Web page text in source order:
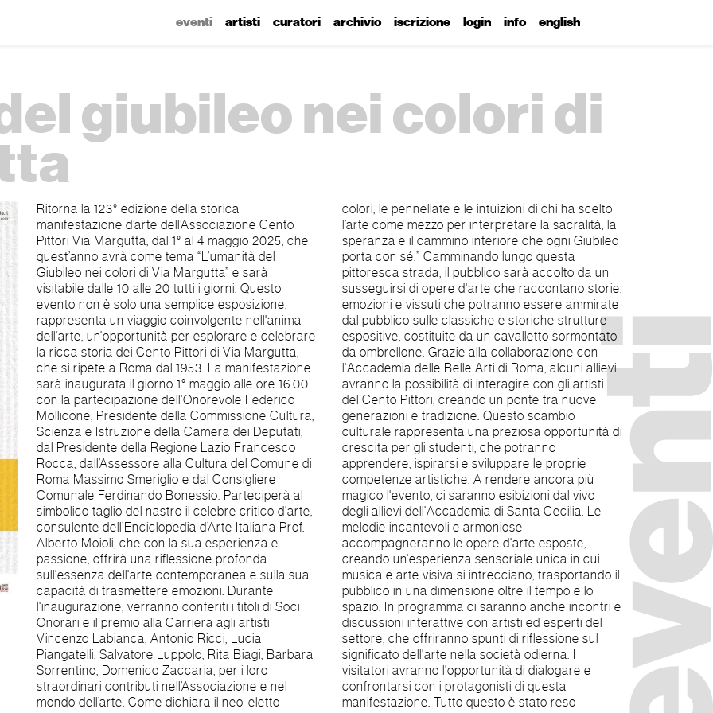
eventi artisti curatori archivio iscrizione login info english
giubileo nei colori di
Ritorna la 123° edizione della storica
manifestazione d’arte dell’Associazione Cento
Pittori Via Margutta, dal 1° al 4 maggio 2025, che
quest’anno avrà come tema “L’umanità del
Giubileo nei colori di Via Margutta” e sarà
visitabile dalle 10 alle 20 tutti i giorni. Questo
evento non è solo una semplice esposizione,
rappresenta un viaggio coinvolgente nell'anima
dell'arte, un'opportunità per esplorare e celebrare
la ricca storia dei Cento Pittori di Via Margutta,
che si ripete a Roma dal 1953. La manifestazione
sarà inaugurata il giorno 1° maggio alle ore 16.00
con la partecipazione dell'Onorevole Federico
Mollicone, Presidente della Commissione Cultura,
Scienza e Istruzione della Camera dei Deputati,
dal Presidente della Regione Lazio Francesco
Rocca, dall’Assessore alla Cultura del Comune di
Roma Massimo Smeriglio e dal Consigliere
Comunale Ferdinando Bonessio. Parteciperà al
simbolico taglio del nastro il celebre critico d'arte,
consulente dell’Enciclopedia d’Arte Italiana Prof.
Alberto Moioli, che con la sua esperienza e
passione, offrirà una riflessione profonda
sull'essenza dell'arte contemporanea e sulla sua
capacità di trasmettere emozioni. Durante
l'inaugurazione, verranno conferiti i titoli di Soci
Onorari e il premio alla Carriera agli artisti
Vincenzo Labianca, Antonio Ricci, Lucia
Piangatelli, Salvatore Luppolo, Rita Biagi, Barbara
Sorrentino, Domenico Zaccaria, per i loro
straordinari contributi nell’Associazione e nel
mondo dell’arte. Come dichiara il neo-eletto
colori, le pennellate e le intuizioni di chi ha scelto
l’arte come mezzo per interpretare la sacralità, la
speranza e il cammino interiore che ogni Giubileo
porta con sé.” Camminando lungo questa
pittoresca strada, il pubblico sarà accolto da un
susseguirsi di opere d'arte che raccontano storie,
emozioni e vissuti che potranno essere ammirate
dal pubblico sulle classiche e storiche strutture
espositive, costituite da un cavalletto sormontato
da ombrellone. Grazie alla collaborazione con
l'Accademia delle Belle Arti di Roma, alcuni allievi
avranno la possibilità di interagire con gli artisti
del Cento Pittori, creando un ponte tra nuove
generazioni e tradizione. Questo scambio
culturale rappresenta una preziosa opportunità di
crescita per gli studenti, che potranno
apprendere, ispirarsi e sviluppare le proprie
competenze artistiche. A rendere ancora più
magico l'evento, ci saranno esibizioni dal vivo
degli allievi dell'Accademia di Santa Cecilia. Le
melodie incantevoli e armoniose
accompagneranno le opere d'arte esposte,
creando un'esperienza sensoriale unica in cui
musica e arte visiva si intrecciano, trasportando il
pubblico in una dimensione oltre il tempo e lo
spazio. In programma ci saranno anche incontri e
discussioni interattive con artisti ed esperti del
settore, che offriranno spunti di riflessione sul
significato dell'arte nella società odierna. I
visitatori avranno l'opportunità di dialogare e
confrontarsi con i protagonisti di questa
manifestazione. Tutto questo è stato reso